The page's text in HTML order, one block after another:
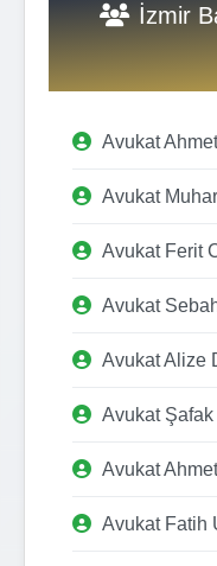
İzmir
Avukat
Avukat
Avukat Ferit
Avukat
Avukat Alize
Avukat
Avukat
Avukat Fatih